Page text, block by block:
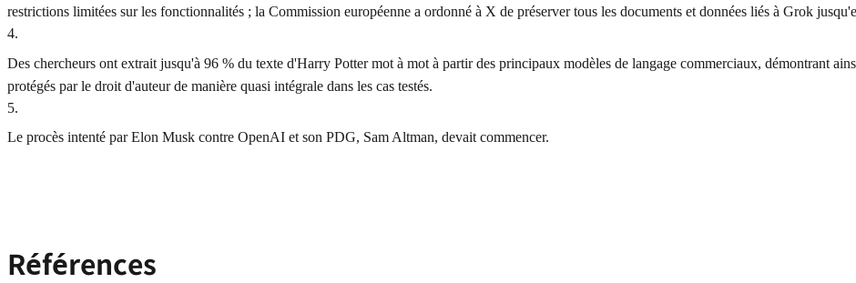
restrictions limitées sur les fonctionnalités ; la Commission européenne a ordonné à X de préserver tous les documents et données liés à Grok
4.
Des chercheurs ont extrait jusqu'à 96 % du texte d'Harry Potter mot à mot à partir des principaux modèles de langage commerciaux, démontrant
protégés par le droit d'auteur de manière quasi intégrale dans les cas testés.
5.
Le procès intenté par Elon Musk contre OpenAI et son PDG, Sam Altman, devait commencer.
Références